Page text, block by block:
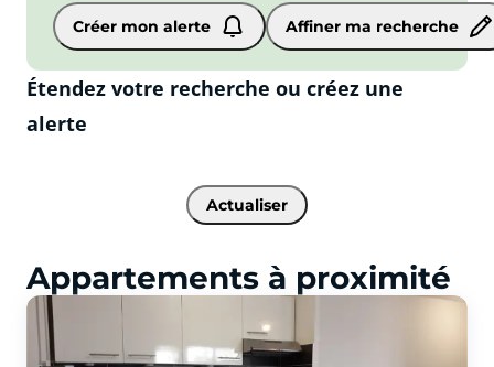
Appartement Colomiers (31770)
Créer mon alerte Affiner ma recherche
Étendez votre recherche ou créez une
alerte
Actualiser
Appartements à proximité